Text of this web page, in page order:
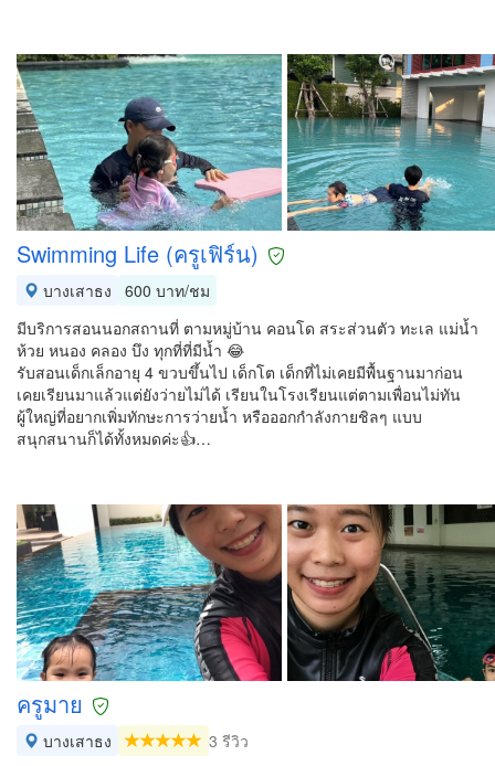
Swimming Life (ครูเฟิร์น)
บางเสาธง
600 บาท/ชม
มีบริการสอนนอกสถานที่ ตามหมู่บ้าน คอนโด สระส่วนตัว ทะเล แม่น้ำ
ห้วย หนอง คลอง บึง ทุกที่ที่มีน้ำ 😂
รับสอนเด็กเล็กอายุ 4 ขวบขึ้นไป เด็กโต เด็กที่ไม่เคยมีพื้นฐานมาก่อน
เคยเรียนมาแล้วแต่ยังว่ายไม่ได้ เรียนในโรงเรียนแต่ตามเพื่อนไม่ทัน
ผู้ใหญ่ที่อยากเพิ่มทักษะการว่ายน้ำ หรือออกกำลังกายชิลๆ แบบ
สนุกสนานก็ได้ทั้งหมดค่ะ👍…
ครูมาย
บางเสาธง
3 รีวิว